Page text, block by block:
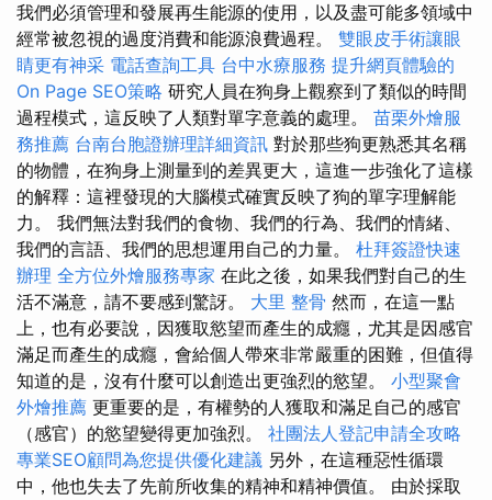
我們必須管理和發展再生能源的使用，以及盡可能多領域中
經常被忽視的過度消費和能源浪費過程。 雙眼皮手術讓眼
睛更有神采 電話查詢工具 台中水療服務 提升網頁體驗的
On Page SEO策略 研究人員在狗身上觀察到了類似的時間
過程模式，這反映了人類對單字意義的處理。 苗栗外燴服
務推薦 台南台胞證辦理詳細資訊 對於那些狗更熟悉其名稱
的物體，在狗身上測量到的差異更大，這進一步強化了這樣
的解釋：這裡發現的大腦模式確實反映了狗的單字理解能
力。 我們無法對我們的食物、我們的行為、我們的情緒、
我們的言語、我們的思想運用自己的力量。 杜拜簽證快速
辦理 全方位外燴服務專家 在此之後，如果我們對自己的生
活不滿意，請不要感到驚訝。 大里 整骨 然而，在這一點
上，也有必要說，因獲取慾望而產生的成癮，尤其是因感官
滿足而產生的成癮，會給個人帶來非常嚴重的困難，但值得
知道的是，沒有什麼可以創造出更強烈的慾望。 小型聚會
外燴推薦 更重要的是，有權勢的人獲取和滿足自己的感官
（感官）的慾望變得更加強烈。 社團法人登記申請全攻略
專業SEO顧問為您提供優化建議 另外，在這種惡性循環
中，他也失去了先前所收集的精神和精神價值。 由於採取